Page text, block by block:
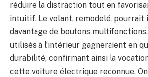
réduire la distraction tout en
intuitif. Le volant, remodelé, pourrait
davantage de boutons
utilisés à l’intérieur gagneraient en
durabilité, confirmant ainsi la
cette voiture électrique reconnue. On